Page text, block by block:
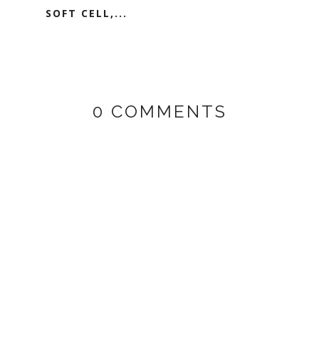
SOFT CELL,...
0 COMMENTS